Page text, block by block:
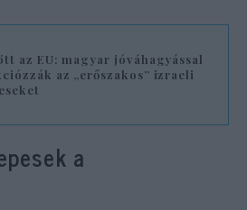
az EU: magyar jóváhagyással
az „erőszakos” izraeli
a